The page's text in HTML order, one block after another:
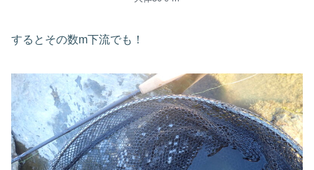
するとその数m下流でも！